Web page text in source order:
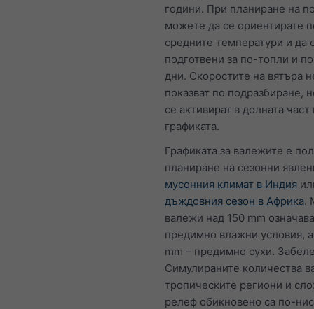
години. При планиране на
можете да се ориентирате
средните температури и да
подготвени за по-топли и
дни. Скоростите на вятъра
показват по подразбиране,
се активират в долната част
графиката.
Графиката за валежите е
планиране на сезонни
мусонния климат в Индия
дъждовния сезон в Африка.
валежи над 150 mm
предимно влажни условия,
mm – предимно сухи.
Симулираните количества
тропическите региони и
релеф обикновено са по-